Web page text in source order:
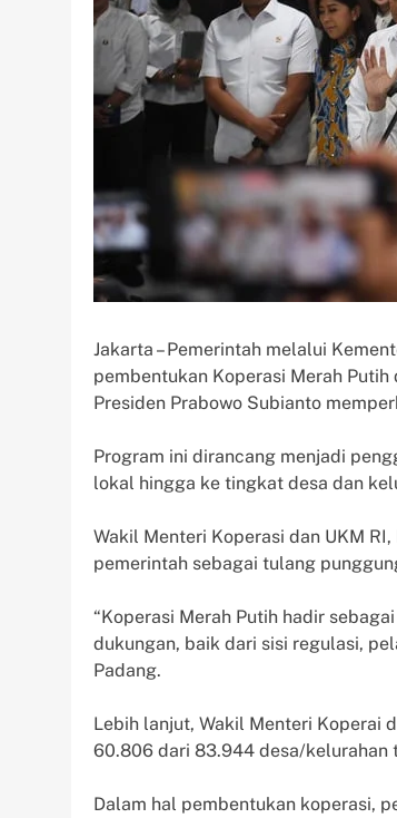
Jakarta – Pemerintah melalui
pembentukan Koperasi Merah
Presiden Prabowo Subianto
Program ini dirancang menjadi
lokal hingga ke tingkat desa dan
Wakil Menteri Koperasi dan UKM
pemerintah sebagai tulang
“Koperasi Merah Putih hadir
dukungan, baik dari sisi regulasi,
Padang.
Lebih lanjut, Wakil Menteri Koperai
60.806 dari 83.944 desa/kelurahan
Dalam hal pembentukan koperasi,